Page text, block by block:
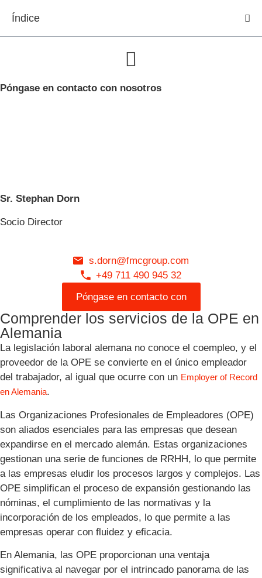
Índice
Póngase en contacto con nosotros
Sr. Stephan Dorn
Socio Director
s.dorn@fmcgroup.com
+49 711 490 945 32
Póngase en contacto con
Comprender los servicios de la OPE en
Alemania
La legislación laboral alemana no conoce el coempleo, y el
proveedor de la OPE se convierte en el único empleador
del trabajador, al igual que ocurre con un Employer of Record
en Alemania.
Las Organizaciones Profesionales de Empleadores (OPE)
son aliados esenciales para las empresas que desean
expandirse en el mercado alemán. Estas organizaciones
gestionan una serie de funciones de RRHH, lo que permite
a las empresas eludir los procesos largos y complejos. Las
OPE simplifican el proceso de expansión gestionando las
nóminas, el cumplimiento de las normativas y la
incorporación de los empleados, lo que permite a las
empresas operar con fluidez y eficacia.
En Alemania, las OPE proporcionan una ventaja
significativa al navegar por el intrincado panorama de las